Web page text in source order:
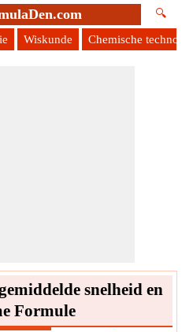
🔍
Wiskunde Chemische
snelheid en
Formule